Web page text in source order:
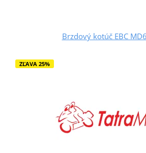
Brzdový kotúč EBC
ZĽAVA 25%